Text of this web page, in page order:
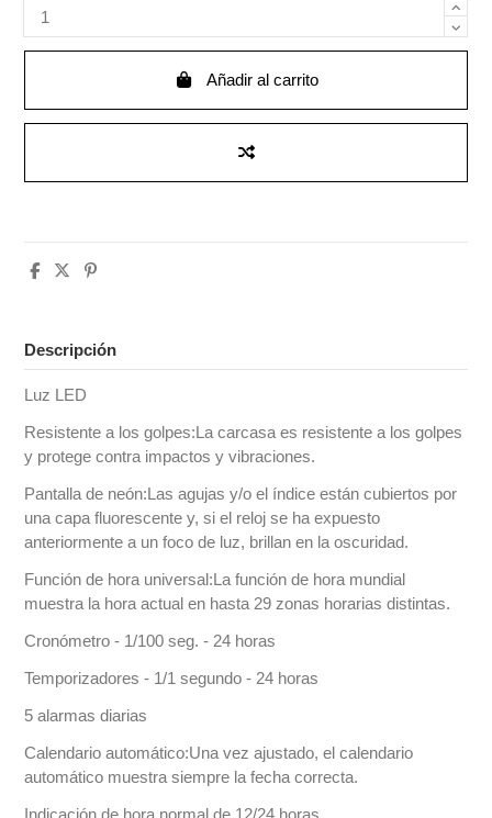
Añadir al carrito
Descripción
Luz LED
Resistente a los golpes:La carcasa es resistente a los golpes
y protege contra impactos y vibraciones.
Pantalla de neón:Las agujas y/o el índice están cubiertos por
una capa fluorescente y, si el reloj se ha expuesto
anteriormente a un foco de luz, brillan en la oscuridad.
Función de hora universal:La función de hora mundial
muestra la hora actual en hasta 29 zonas horarias distintas.
Cronómetro - 1/100 seg. - 24 horas
Temporizadores - 1/1 segundo - 24 horas
5 alarmas diarias
Calendario automático:Una vez ajustado, el calendario
automático muestra siempre la fecha correcta.
Indicación de hora normal de 12/24 horas